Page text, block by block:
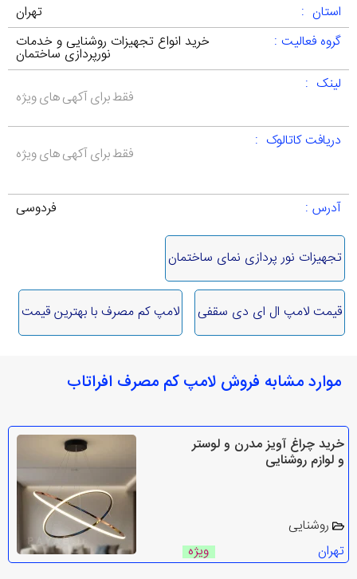
استان :
تهران
گروه فعالیت :
خرید انواع تجهیزات روشنایی و خدمات
نورپردازی ساختمان
لینک :
فقط برای آکهی های ویژه
دریافت کاتالوک :
فقط برای آکهی های ویژه
آدرس : فردوسی
تجهیزات نور پردازی نمای ساختمان
قیمت لامپ ال ای دی سقفی لامپ کم مصرف با بهترین قیمت
موارد مشابه فروش لامپ کم مصرف افراتاب
خرید چراغ آویز مدرن و لوستر
و لوازم روشنایی
روشنایی
تهران
ویژه